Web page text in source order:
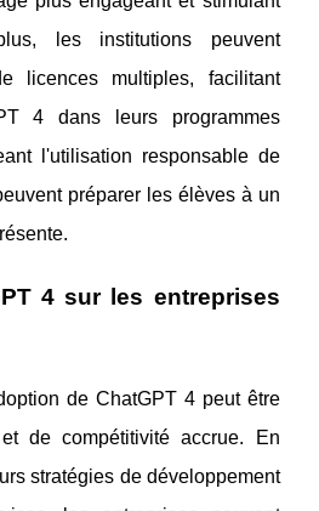
les institutions peuvent
licences multiples, facilitant
4 dans leurs programmes
l'utilisation responsable de
préparer les élèves à un
4 sur les entreprises
de ChatGPT 4 peut être
de compétitivité accrue. En
stratégies de développement